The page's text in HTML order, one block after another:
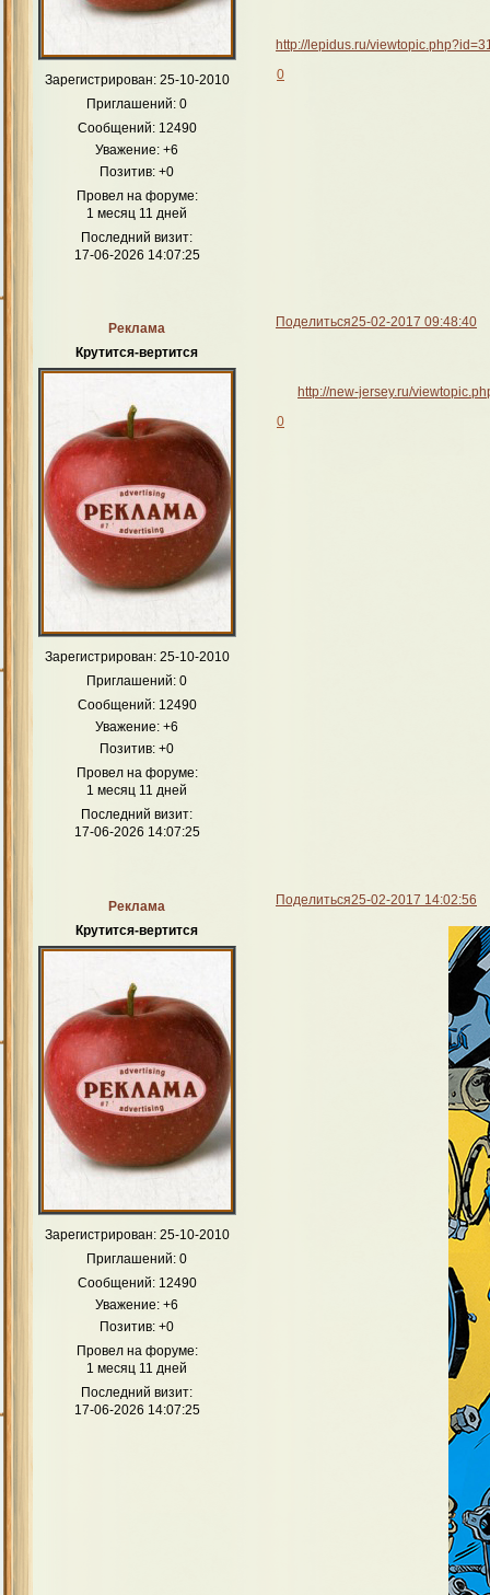
Зарегистрирован: 25-10-2010
Приглашений: 0
Сообщений:12490
Уважение: +6
Позитив: +0
Провел на форуме:
1 месяц 11 дней
Последний визит:
17-06-2026 14:07:25
http://lepidus.ru/
0
Поделиться25-02-2017 09:48:40
Реклама
Крутится-вертится
Зарегистрирован: 25-10-2010
Приглашений: 0
Сообщений:12490
Уважение: +6
Позитив: +0
Провел на форуме:
1 месяц 11 дней
Последний визит:
17-06-2026 14:07:25
http://new-jersey.ru/
0
Поделиться25-02-2017 14:02:56
Реклама
Крутится-вертится
Зарегистрирован: 25-10-2010
Приглашений: 0
Сообщений:12490
Уважение: +6
Позитив: +0
Провел на форуме:
1 месяц 11 дней
Последний визит:
17-06-2026 14:07:25